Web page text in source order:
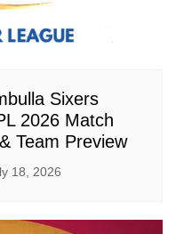
Sixers
2026 Match
Team Preview
18, 2026